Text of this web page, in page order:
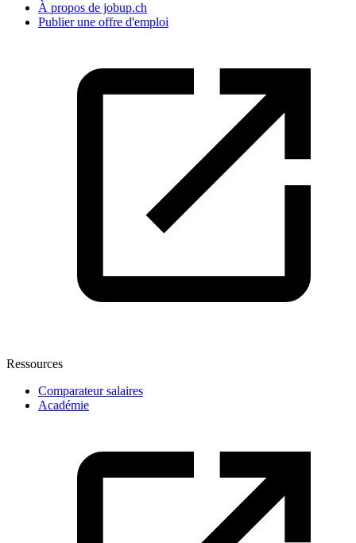
À propos de jobup.ch
Publier une offre d'emploi
Ressources
Comparateur salaires
Académie